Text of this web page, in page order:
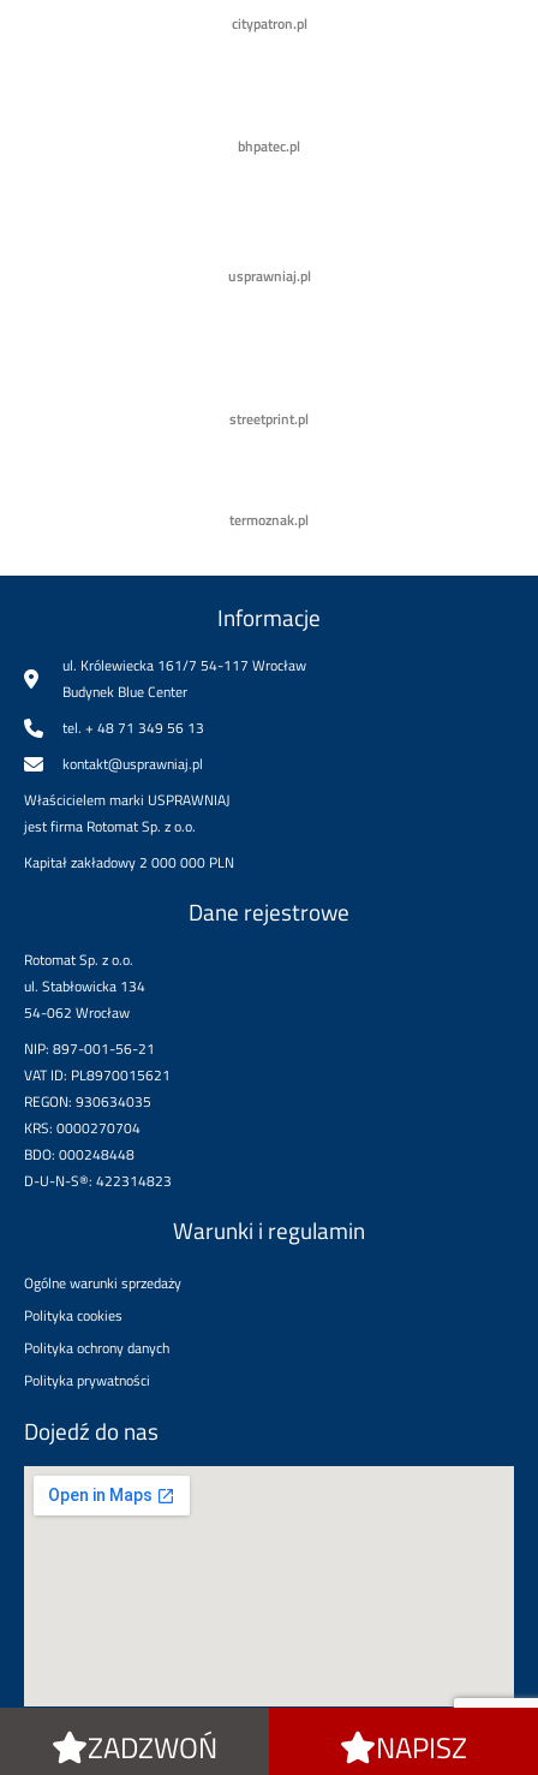
ZADZWOŃ NAPISZ
citypatron.pl
bhpatec.pl
usprawniaj.pl
streetprint.pl
termoznak.pl
Informacje
ul. Królewiecka 161/7 54-117 Wrocław
Budynek Blue Center
tel. + 48 71 349 56 13
kontakt@usprawniaj.pl
Właścicielem marki USPRAWNIAJ
jest firma Rotomat Sp. z o.o.
Kapitał zakładowy 2 000 000 PLN
Dane rejestrowe
Rotomat Sp. z o.o.
ul. Stabłowicka 134
54-062 Wrocław
NIP: 897-001-56-21
VAT ID: PL8970015621
REGON: 930634035
KRS: 0000270704
BDO: 000248448
D-U-N-S®: 422314823
Warunki i regulamin
Ogólne warunki sprzedaży
Polityka cookies
Polityka ochrony danych
Polityka prywatności
Dojedź do nas
rotomat.plsatec24.pl citypatron.pltermoznak.pl